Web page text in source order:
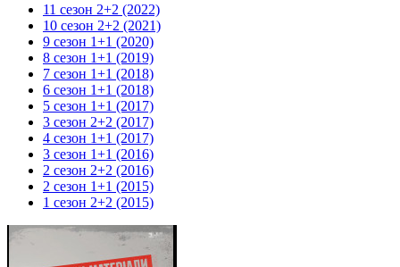
11 сезон 2+2 (2022)
10 сезон 2+2 (2021)
9 сезон 1+1 (2020)
8 сезон 1+1 (2019)
7 сезон 1+1 (2018)
6 сезон 1+1 (2018)
5 сезон 1+1 (2017)
3 сезон 2+2 (2017)
4 сезон 1+1 (2017)
3 сезон 1+1 (2016)
2 сезон 2+2 (2016)
2 сезон 1+1 (2015)
1 сезон 2+2 (2015)